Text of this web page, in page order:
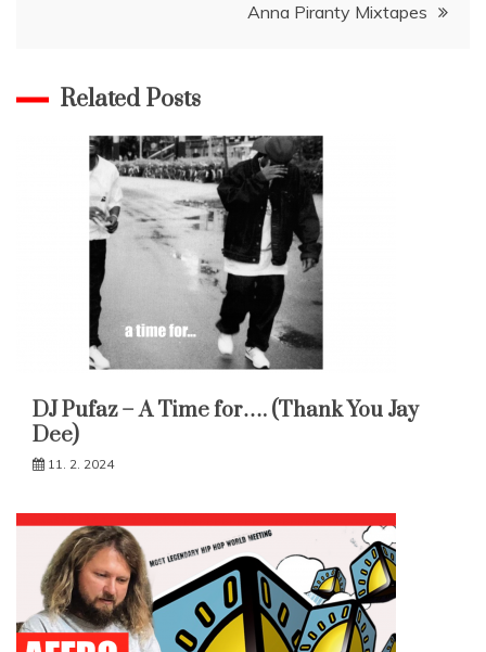
Anna Piranty Mixtapes
Related Posts
DJ Pufaz – A Time for…. (Thank You Jay
Dee)
11. 2. 2024